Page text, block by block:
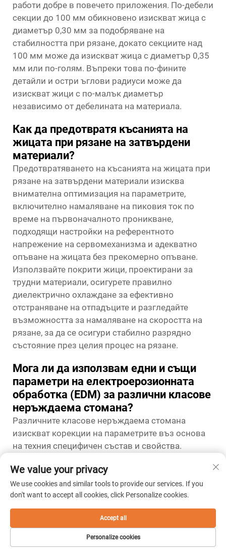
работи добре в повечето приложения. По-дебели
секции до 100 мм обикновено изискват жица с
диаметър 0,30 мм за подобряване на
стабилността при рязане, докато секциите над
100 мм може да изискват жица с диаметър 0,35
мм или по-голям. Въпреки това по-фините
детайли и остри ъглови радиуси може да
изискват жици с по-малък диаметър
независимо от дебелината на материала.
Как да предотвратя късанията на
жицата при рязане на затвърдени
материали?
Предотвратяването на късанията на жицата при
рязане на затвърдени материали изисква
внимателна оптимизация на параметрите,
включително намаляване на пиковия ток по
време на първоначалното проникване,
подходящи настройки на референтното
напрежение на сервомеханизма и адекватно
опъване на жицата без прекомерно опъване.
Използвайте покрити жици, проектирани за
трудни материали, осигурете правилно
диелектрично охлаждане за ефективно
отстраняване на отпадъците и разгледайте
възможността за намаляване на скоростта на
рязане, за да се осигури стабилно разрядно
състояние през целия процес на рязане.
Мога ли да използвам едни и същи
параметри на електроерозионната
обработка (EDM) за различни класове
неръждаема стомана?
Различните класове неръждаема стомана
изискват корекции на параметрите въз основа
на техния специфичен състав и свойства.
като 304 и 316, обикновено изискват различни
настройки в сравнение с мартензитните
класове, като 420, или класовете с утаяващо
твърдене, като 17-4 PH. Макар базовите
параметри да са приблизително сходни, е
необходимо прецизното настройване на
енергията на разряд, времето на импулса и
We value your privacy
We use cookies and similar tools to provide our services. If you
don't want to accept all cookies, click Personalize cookies.
Personalize cookies
Accept all